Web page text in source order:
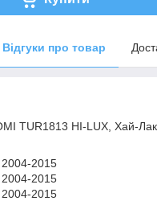
Відгуки про товар
TUR1813 HI-LUX, Хай-
2015
2015
2015